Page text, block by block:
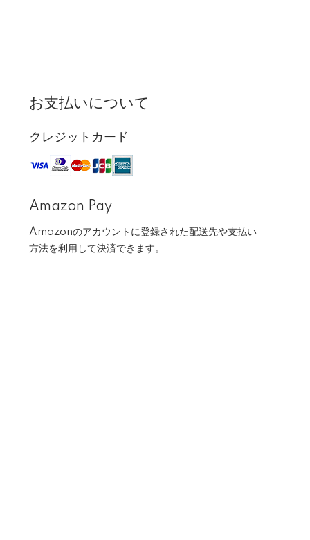
お支払いについて
クレジットカード
Amazon Pay
Amazonのアカウントに登録された配送先や支払い
方法を利用して決済できます。